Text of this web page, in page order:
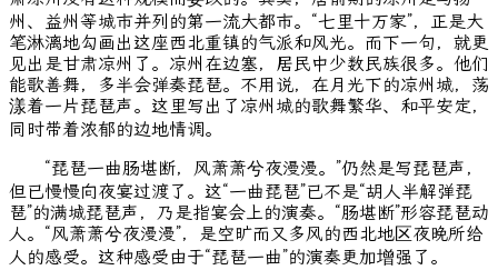
州、益州等城市并列的第一流大都市。“七里十万家”，正是大
笔淋漓地勾画出这座西北重镇的气派和风光。而下一句，就更
见出是甘肃凉州了。凉州在边塞，居民中少数民族很多。他们
能歌善舞，多半会弹奏琵琶。不用说，在月光下的凉州城，荡
漾着一片琵琶声。这里写出了凉州城的歌舞繁华、和平安定，
同时带着浓郁的边地情调。
“琵琶一曲肠堪断，风萧萧兮夜漫漫。”仍然是写琵琶声，
但已慢慢向夜宴过渡了。这“一曲琵琶”已不是“胡人半解弹琵
琶”的满城琵琶声，乃是指宴会上的演奏。“肠堪断”形容琵琶动
人。“风萧萧兮夜漫漫”，是空旷而又多风的西北地区夜晚所给
人的感受。这种感受由于“琵琶一曲”的演奏更加增强了。